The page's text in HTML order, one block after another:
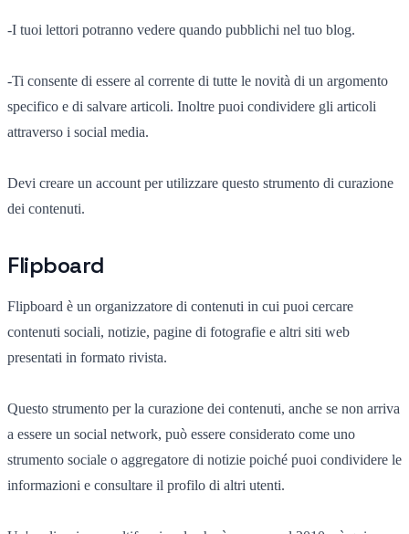
-I tuoi lettori potranno vedere quando pubblichi nel tuo blog.
-Ti consente di essere al corrente di tutte le novità di un argomento
specifico e di salvare articoli. Inoltre puoi condividere gli articoli
attraverso i social media.
Devi creare un account per utilizzare questo strumento di curazione
dei contenuti.
Flipboard
Flipboard è un organizzatore di contenuti in cui puoi cercare
contenuti sociali, notizie, pagine di fotografie e altri siti web
presentati in formato rivista.
Questo strumento per la curazione dei contenuti, anche se non arriva
a essere un social network, può essere considerato come uno
strumento sociale o aggregatore di notizie poiché puoi condividere le
informazioni e consultare il profilo di altri utenti.